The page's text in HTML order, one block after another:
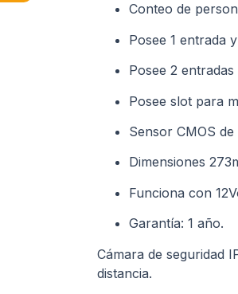
Conteo de
Posee 1 entrada
Posee 2
Posee slot para
Sensor CMOS de
Dimensiones
Funciona con
Garantía: 1 año.
Cámara de seguridad
distancia.